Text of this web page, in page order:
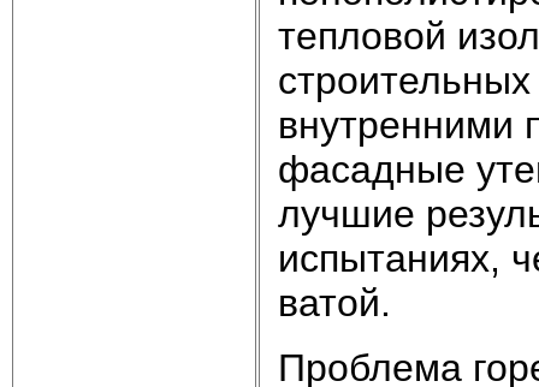
тепловой
строительных
внутренними
фасадные
лучшие
испытаниях,
ватой.
Проблема